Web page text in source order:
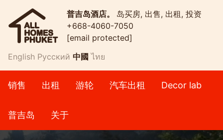
普吉岛酒店。 岛买房, 出售, 出租, 投资
+668-4060-7050
[email protected]
English Русский 中國 ไทย
销售 出租 游轮 汽车出租 Decor lab
普吉岛 关于